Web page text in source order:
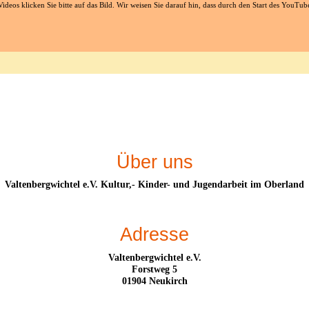
klicken Sie bitte auf das Bild. Wir weisen Sie darauf hin, dass durch den Start des
Über uns
Valtenbergwichtel e.V. Kultur,- Kinder- und Jugendarbeit im Oberland
Adresse
Valtenbergwichtel e.V.
Forstweg 5
01904 Neukirch